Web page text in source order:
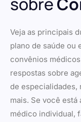
Veja as principais
plano de saúde ou
convênios
respostas sobre
de especialidades,
mais. Se você
médico individual,